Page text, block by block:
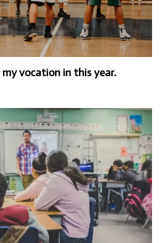
my vocation in this year.